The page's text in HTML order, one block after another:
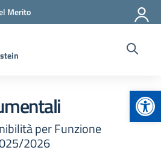
Merito
per Funzione
2026